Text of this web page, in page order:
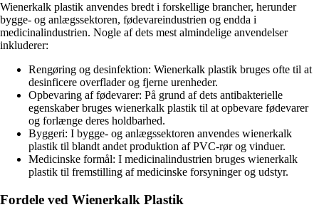
Wienerkalk plastik anvendes bredt i forskellige brancher, herunder
bygge- og anlægssektoren, fødevareindustrien og endda i
medicinalindustrien. Nogle af dets mest almindelige anvendelser
inkluderer:
Rengøring og desinfektion: Wienerkalk plastik bruges ofte til at
desinficere overflader og fjerne urenheder.
Opbevaring af fødevarer: På grund af dets antibakterielle
egenskaber bruges wienerkalk plastik til at opbevare fødevarer
og forlænge deres holdbarhed.
Byggeri: I bygge- og anlægssektoren anvendes wienerkalk
plastik til blandt andet produktion af PVC-rør og vinduer.
Medicinske formål: I medicinalindustrien bruges wienerkalk
plastik til fremstilling af medicinske forsyninger og udstyr.
Fordele ved Wienerkalk Plastik